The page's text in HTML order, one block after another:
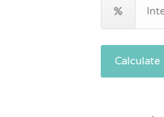
Calculate